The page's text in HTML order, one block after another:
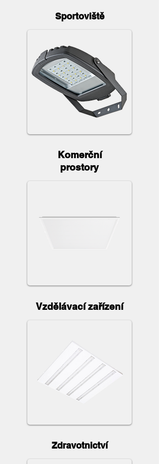
Sportoviště
Komerční
prostory
Vzdělávací zařízení
Zdravotnictví